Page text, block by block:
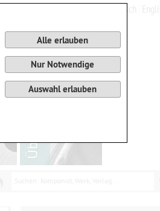
Alle erlauben
Nur Notwendige
Auswahl erlauben